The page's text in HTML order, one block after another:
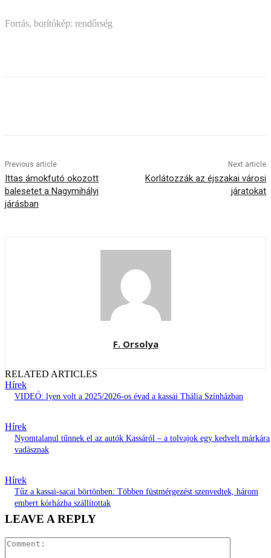
Forrás, borítókép: rendőrség
Previous article
Ittas ámokfutó okozott
balesetet a Nagymihályi
járásban
Next article
Korlátozzák az éjszakai városi
járatokat
F. Orsolya
RELATED ARTICLES
Hírek
VIDEÓ: lyen volt a 2025/2026-os évad a kassai Thália Színházban
Hírek
Nyomtalanul tűnnek el az autók Kassáról – a tolvajok egy kedvelt márkára
vadásznak
Hírek
Tűz a kassai-sacai börtönben: Többen füstmérgezést szenvedtek, három
embert kórházba szállítottak
LEAVE A REPLY